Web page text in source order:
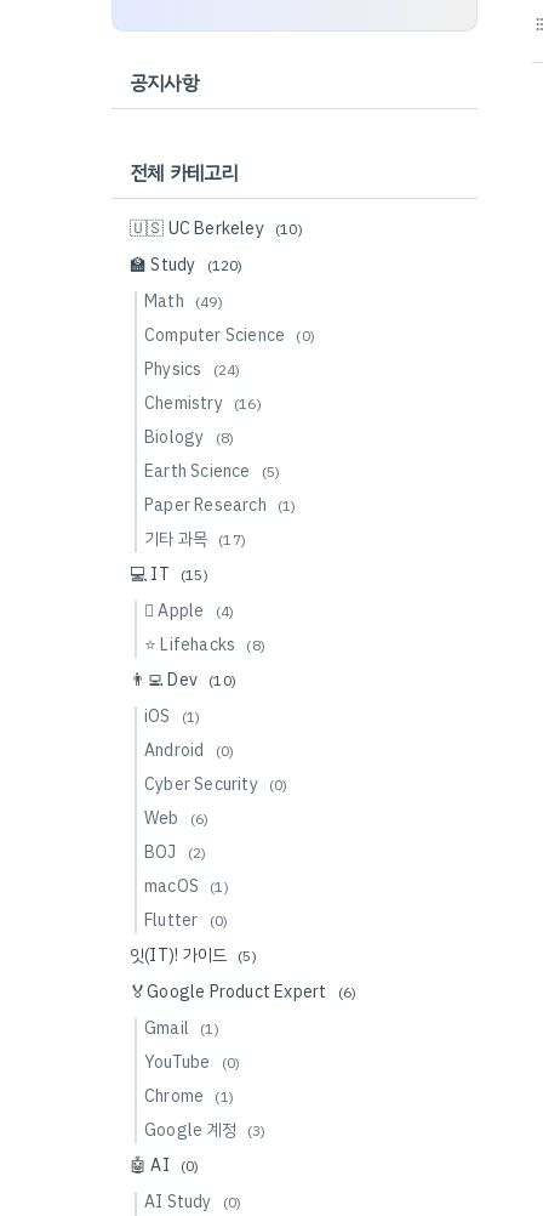
공지사항
전체 카테고리
🇺🇸 UC Berkeley (10)
🏫 Study (120)
Math (49)
Computer Science (0)
Physics (24)
Chemistry (16)
Biology (8)
Earth Science (5)
Paper Research (1)
기타 과목 (17)
💻 IT (15)
 Apple (4)
⭐️ Lifehacks (8)
👨‍💻 Dev (10)
iOS (1)
Android (0)
Cyber Security (0)
Web (6)
BOJ (2)
macOS (1)
Flutter (0)
잇(IT)! 가이드 (5)
🏅Google Product Expert (6)
Gmail (1)
YouTube (0)
Chrome (1)
Google 계정 (3)
🤖 AI (0)
AI Study (0)